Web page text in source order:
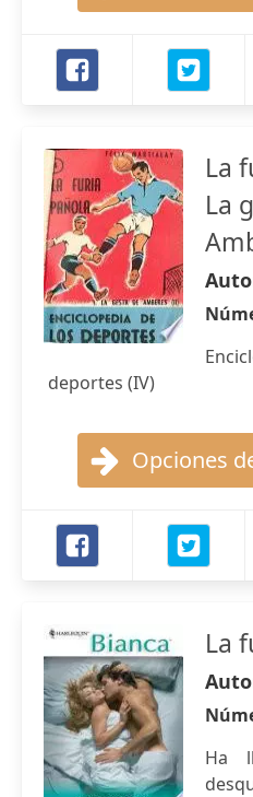
La
La
deportes (IV)
Opciones
La
Ha